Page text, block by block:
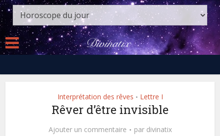
Interprétation des rêves • Lettre I
Rêver d’être invisible
Ajouter un commentaire par divinatix